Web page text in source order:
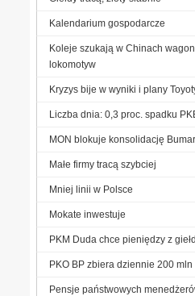
Kalendarium gospodarcze
Koleje szukają w Chinach
lokomotyw
Kryzys bije w wyniki i plany
Liczba dnia: 0,3 proc. spadku
MON blokuje konsolidację
Małe firmy tracą szybciej
Mniej linii w Polsce
Mokate inwestuje
PKM Duda chce pieniędzy z
PKO BP zbiera dziennie 200 mln
Pensje państwowych